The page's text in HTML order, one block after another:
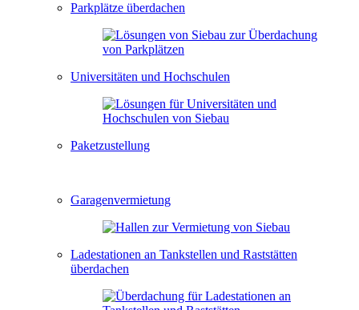
Parkplätze überdachen
Universitäten und Hochschulen
Paketzustellung
Garagenvermietung
Ladestationen an Tankstellen und Raststätten
überdachen